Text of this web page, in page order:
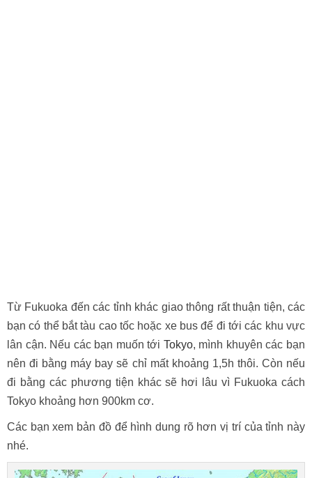
Từ Fukuoka đến các tỉnh khác giao thông rất thuận tiện, các
bạn có thể bắt tàu cao tốc hoặc xe bus để đi tới các khu vực
lân cận. Nếu các bạn muốn tới Tokyo, mình khuyên các bạn
nên đi bằng máy bay sẽ chỉ mất khoảng 1,5h thôi. Còn nếu
đi bằng các phương tiện khác sẽ hơi lâu vì Fukuoka cách
Tokyo khoảng hơn 900km cơ.
Các bạn xem bản đồ để hình dung rõ hơn vị trí của tỉnh này
nhé.